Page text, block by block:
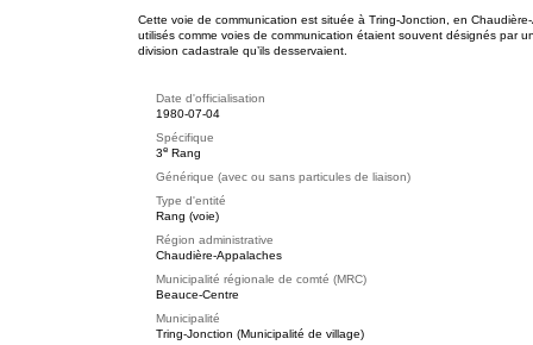
Cette voie de communication est située à Tring-Jonction, en
utilisés comme voies de communication étaient souvent désignés par
division cadastrale qu’ils desservaient.
Date d'officialisation
1980-07-04
Spécifique
3e Rang
Générique (avec ou sans particules de liaison)
Type d'entité
Rang (voie)
Région administrative
Chaudière-Appalaches
Municipalité régionale de comté (MRC)
Beauce-Centre
Municipalité
Tring-Jonction (Municipalité de village)